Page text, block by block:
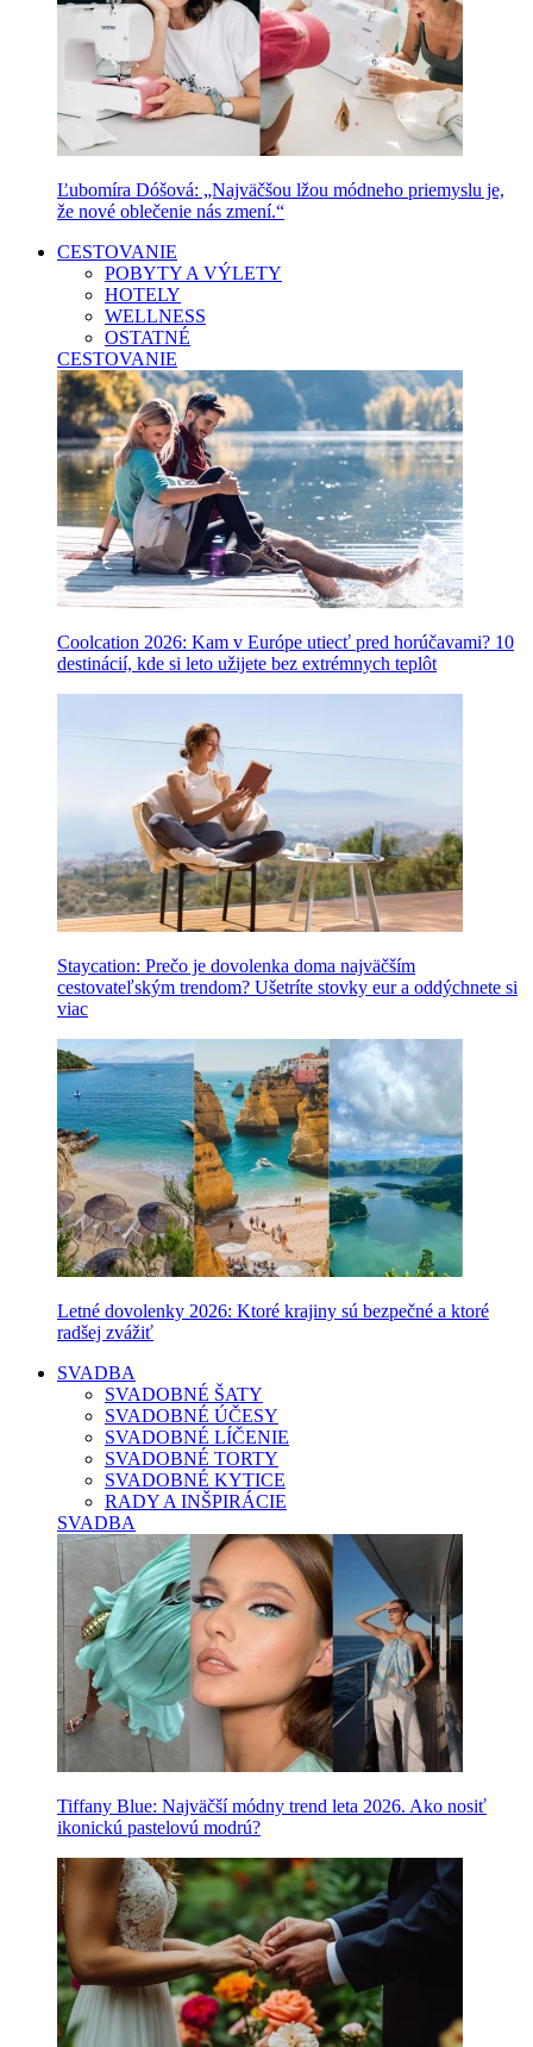
Ľubomíra Dóšová: „Najväčšou lžou módneho priemyslu je,
že nové oblečenie nás zmení.“
CESTOVANIE
POBYTY A VÝLETY
HOTELY
WELLNESS
OSTATNÉ
CESTOVANIE
Coolcation 2026: Kam v Európe utiecť pred horúčavami? 10
destinácií, kde si leto užijete bez extrémnych teplôt
Staycation: Prečo je dovolenka doma najväčším
cestovateľským trendom? Ušetríte stovky eur a oddýchnete si
viac
Letné dovolenky 2026: Ktoré krajiny sú bezpečné a ktoré
radšej zvážiť
SVADBA
SVADOBNÉ ŠATY
SVADOBNÉ ÚČESY
SVADOBNÉ LÍČENIE
SVADOBNÉ TORTY
SVADOBNÉ KYTICE
RADY A INŠPIRÁCIE
SVADBA
Tiffany Blue: Najväčší módny trend leta 2026. Ako nosiť
ikonickú pastelovú modrú?